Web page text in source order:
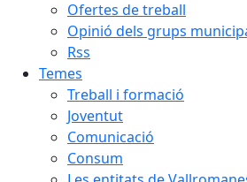
Ofertes de treball
Opinió dels grups
Rss
Temes
Treball i formació
Joventut
Comunicació
Consum